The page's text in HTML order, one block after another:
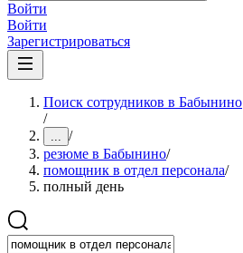
Войти
Войти
Зарегистрироваться
Поиск сотрудников в Бабынино
/
... /
резюме в Бабынино/
помощник в отдел персонала/
полный день